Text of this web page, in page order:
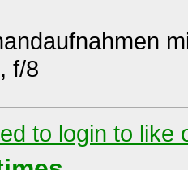
f/8
to login to like